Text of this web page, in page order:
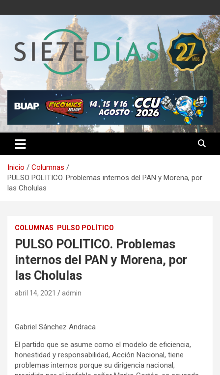
al
Semanario 7 Días
Inicio
Columnas
PULSO POLITICO. Problemas internos del PAN y Morena, por
las Cholulas
COLUMNAS PULSO POLÍTICO
PULSO POLITICO. Problemas
internos del PAN y Morena, por
las Cholulas
abril 14, 2021 admin
Gabriel Sánchez Andraca
El partido que se asume como el modelo de eficiencia,
honestidad y responsabilidad, Acción Nacional, tiene
problemas internos porque su dirigencia nacional,